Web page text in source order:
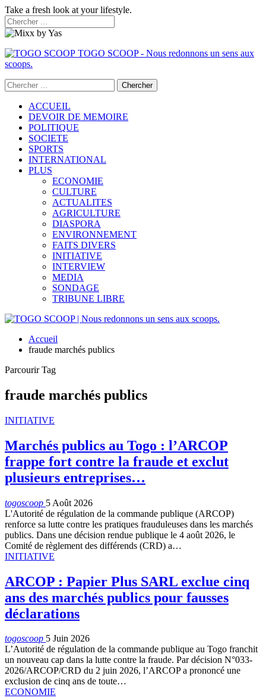
Take a fresh look at your lifestyle.
TOGO SCOOP - Nous redonnons un sens aux
scoops.
ACCUEIL
DEVOIR DE MEMOIRE
POLITIQUE
SOCIETE
SPORTS
INTERNATIONAL
PLUS
ECONOMIE
CULTURE
ACTUALITES
AGRICULTURE
DIASPORA
ENVIRONNEMENT
FAITS DIVERS
INITIATIVE
INTERVIEW
MEDIA
SONDAGE
TRIBUNE LIBRE
Accueil
fraude marchés publics
Parcourir Tag
fraude marchés publics
INITIATIVE
Marchés publics au Togo : l’ARCOP
frappe fort contre la fraude et exclut
plusieurs entreprises…
togoscoop 5 Août 2026
L'Autorité de régulation de la commande publique (ARCOP)
renforce sa lutte contre les pratiques frauduleuses dans les marchés
publics. Dans une décision rendue publique le 4 août 2026, le
Comité de règlement des différends (CRD) a…
INITIATIVE
ARCOP : Papier Plus SARL exclue cinq
ans des marchés publics pour fausses
déclarations
togoscoop 5 Juin 2026
L’Autorité de régulation de la commande publique au Togo franchit
un nouveau cap dans la lutte contre la fraude. Par décision N°033-
2026/ARCOP/CRD du 2 juin 2026, l’ARCOP a prononcé une
exclusion de cinq ans de toute…
ECONOMIE